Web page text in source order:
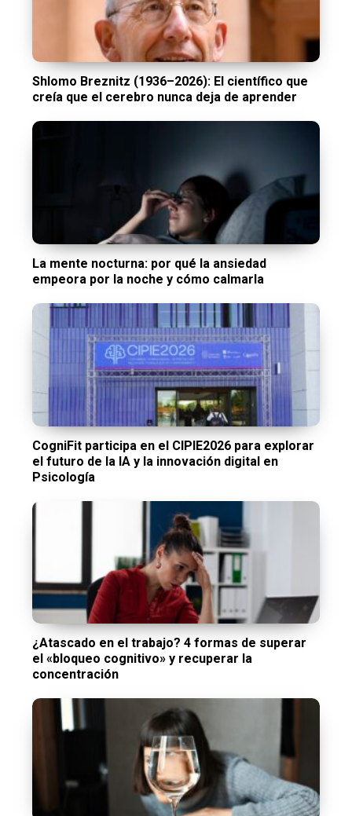
Shlomo Breznitz (1936–2026): El científico que
creía que el cerebro nunca deja de aprender
La mente nocturna: por qué la ansiedad
empeora por la noche y cómo calmarla
CogniFit participa en el CIPIE2026 para explorar
el futuro de la IA y la innovación digital en
Psicología
¿Atascado en el trabajo? 4 formas de superar
el «bloqueo cognitivo» y recuperar la
concentración